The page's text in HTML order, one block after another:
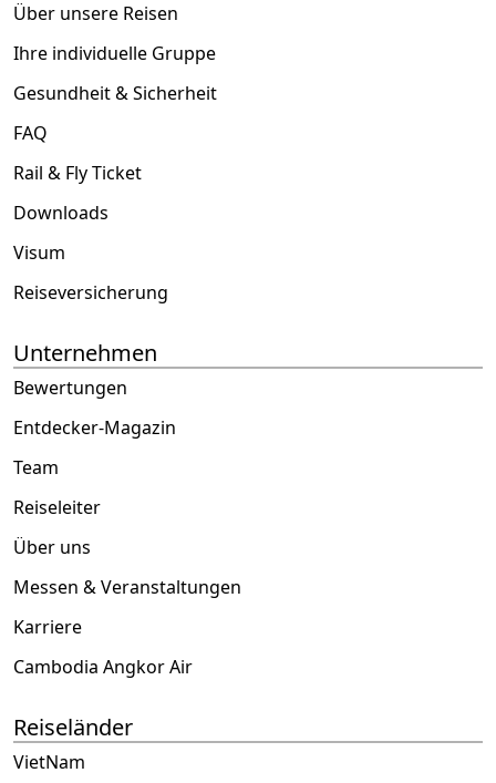
Über unsere Reisen
Ihre individuelle Gruppe
Gesundheit & Sicherheit
FAQ
Rail & Fly Ticket
Downloads
Visum
Reiseversicherung
Unternehmen
Bewertungen
Entdecker-Magazin
Team
Reiseleiter
Über uns
Messen & Veranstaltungen
Karriere
Cambodia Angkor Air
Reiseländer
VietNam